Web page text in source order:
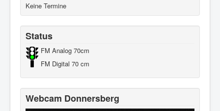
Keine Termine
Status
FM Analog 70cm
FM Digital 70 cm
Webcam Donnersberg